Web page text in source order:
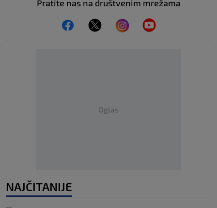
Pratite nas na društvenim mrežama
Oglas
NAJČITANIJE